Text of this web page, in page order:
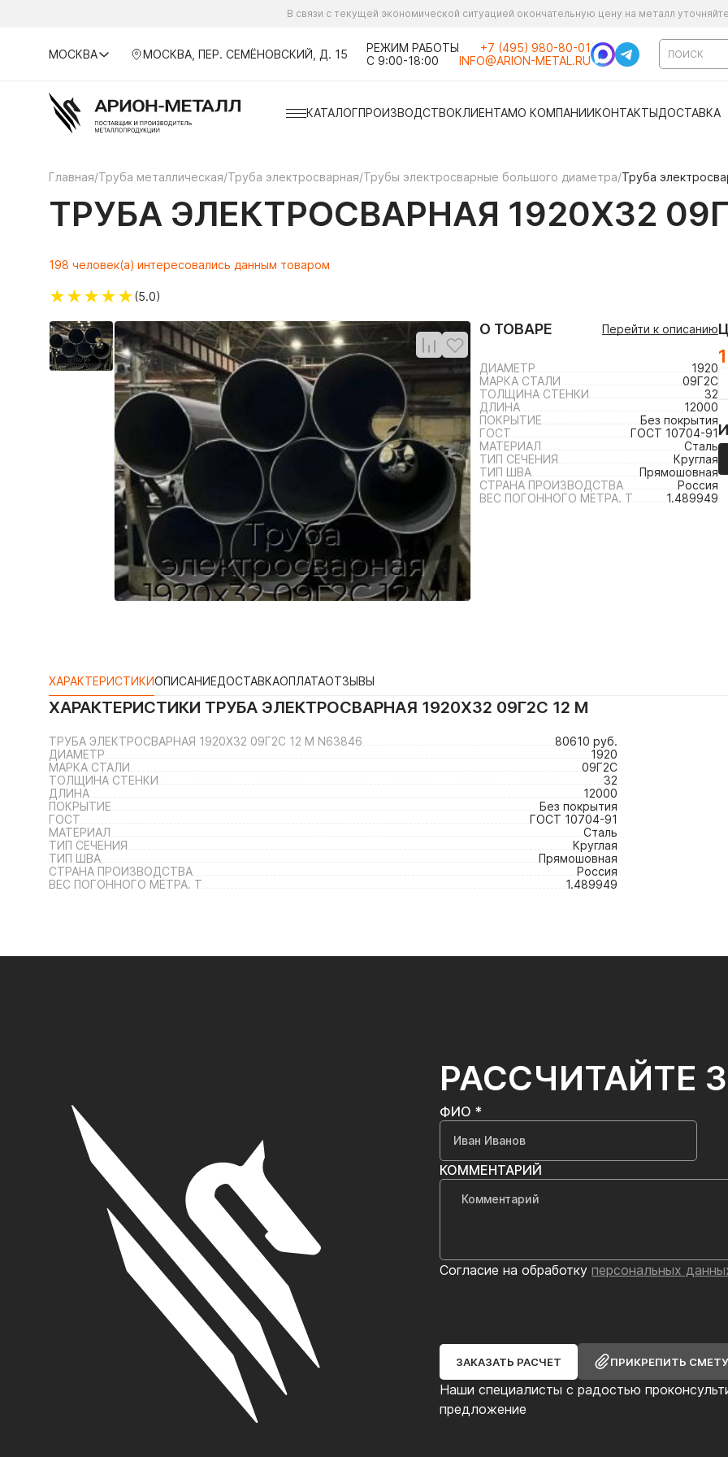
В связи с текущей экономической ситуацией окончательную цену на металл
МОСКВА МОСКВА, ПЕР. СЕМЁНОВСКИЙ, Д. 15
РЕЖИМ РАБОТЫ
С 9:00-18:00
+7 (495) 980-80-01
INFO@ARION-METAL.RU
КАТАЛОГПРОИЗВОДСТВОКЛИЕНТАМО КОМПАНИИКОНТАКТЫДОСТАВКА
Главная/Труба металлическая/Труба электросварная/Трубы электросварные большого диаметра/Труба
ТРУБА ЭЛЕКТРОСВАРНАЯ 1920Х32
198 человек(а) интересовались данным товаром
★★★★★(5.0)
О ТОВАРЕ Перейти к описанию
ДИАМЕТР
1920
МАРКА СТАЛИ
09Г2С
ТОЛЩИНА СТЕНКИ
32
ДЛИНА
12000
ПОКРЫТИЕ
Без покрытия
ГОСТ
ГОСТ 10704-91
МАТЕРИАЛ
Сталь
ТИП СЕЧЕНИЯ
Круглая
ТИП ШВА
Прямошовная
СТРАНА ПРОИЗВОДСТВА
Россия
ВЕС ПОГОННОГО МЕТРА. Т
1.489949
ХАРАКТЕРИСТИКИОПИСАНИЕДОСТАВКАОПЛАТАОТЗЫВЫ
ХАРАКТЕРИСТИКИ ТРУБА ЭЛЕКТРОСВАРНАЯ 1920Х32 09Г2С 12 М
ТРУБА ЭЛЕКТРОСВАРНАЯ 1920Х32 09Г2С 12 М N63846
80610 руб.
ДИАМЕТР
1920
МАРКА СТАЛИ
09Г2С
ТОЛЩИНА СТЕНКИ
32
ДЛИНА
12000
ПОКРЫТИЕ
Без покрытия
ГОСТ
ГОСТ 10704-91
МАТЕРИАЛ
Сталь
ТИП СЕЧЕНИЯ
Круглая
ТИП ШВА
Прямошовная
СТРАНА ПРОИЗВОДСТВА
Россия
ВЕС ПОГОННОГО МЕТРА. Т
1.489949
РАССЧИТАЙТЕ
Наши специалисты с радостью
предложение
ФИО *
КОММЕНТАРИЙ
Согласие на обработку персональных
ЗАКАЗАТЬ РАСЧЕТ ПРИКРЕПИТЬ СМЕТУ